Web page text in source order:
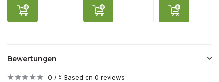
Bewertungen
0 / 5 Based on 0 reviews